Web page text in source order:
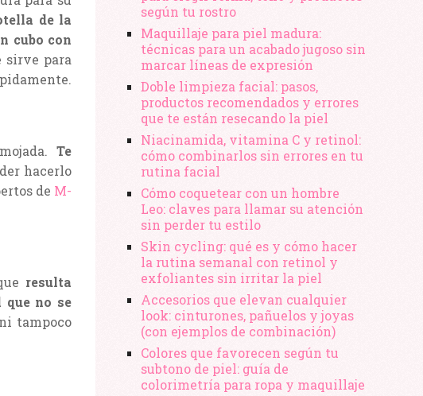
de la
cubo con
sirve para
Te
hacerlo
de M-
resulta
que no se
tampoco
según tu rostro
Maquillaje para piel madura:
técnicas para un acabado jugoso sin
marcar líneas de expresión
Doble limpieza facial: pasos,
productos recomendados y errores
que te están resecando la piel
Niacinamida, vitamina C y retinol:
cómo combinarlos sin errores en tu
rutina facial
Cómo coquetear con un hombre
Leo: claves para llamar su atención
sin perder tu estilo
Skin cycling: qué es y cómo hacer
la rutina semanal con retinol y
exfoliantes sin irritar la piel
Accesorios que elevan cualquier
look: cinturones, pañuelos y joyas
(con ejemplos de combinación)
Colores que favorecen según tu
subtono de piel: guía de
colorimetría para ropa y maquillaje